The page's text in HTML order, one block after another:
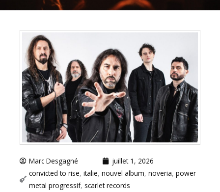
Marc Desgagné
juillet 1, 2026
convicted to rise, italie, nouvel album, noveria, power
metal progressif, scarlet records